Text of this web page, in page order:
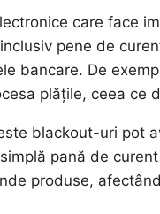
care face
pene de
bancare. De
plățile, ceea ce
blackout-uri pot
pană de
produse,